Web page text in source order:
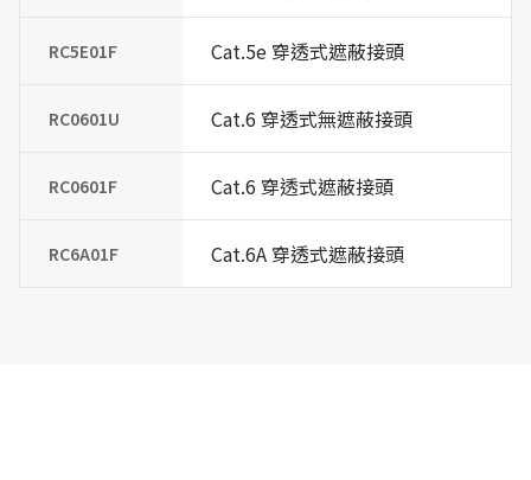
RC5E01F Cat.5e 穿透式遮蔽接頭
RC0601U Cat.6 穿透式無遮蔽接頭
RC0601F Cat.6 穿透式遮蔽接頭
RC6A01F Cat.6A 穿透式遮蔽接頭